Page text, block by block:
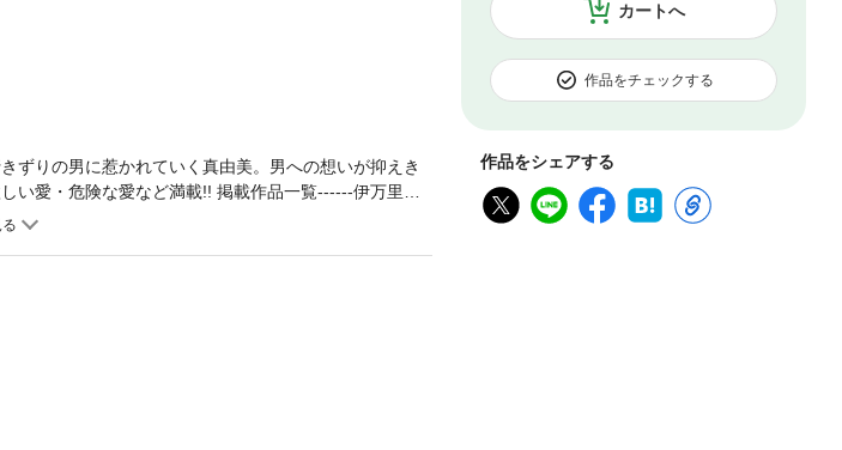
カートへ
作品をチェックする
作品をシェアする
ずりの男に惹かれていく真由美。男への想いが抑えき
い愛・危険な愛など満載!! 掲載作品一覧------伊万里す
第1話『虐待』収録)、汐見朝子「見果てぬ夢」(第3話